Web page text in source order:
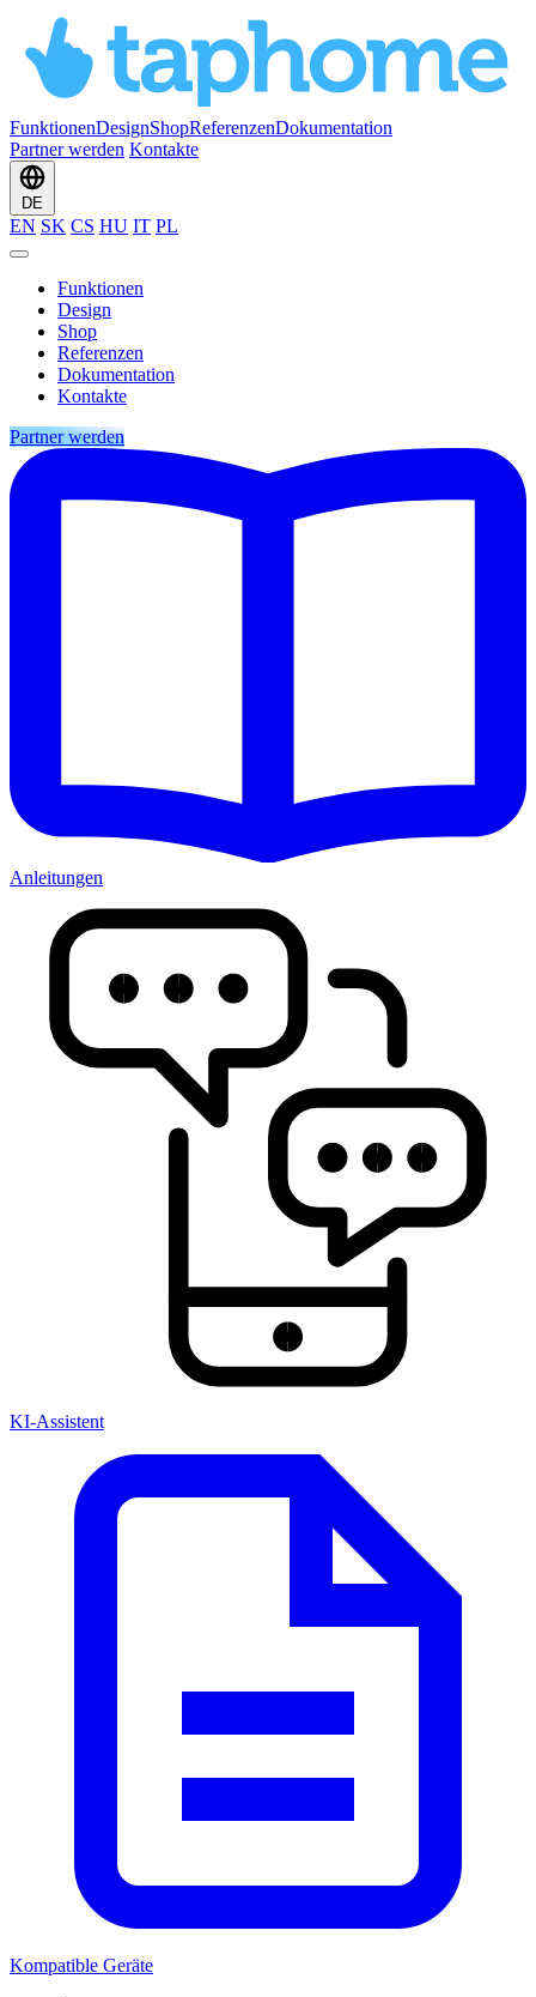
FunktionenDesignShopReferenzenDokumentation
Partner werden Kontakte
DE
EN SK CS HU IT PL
Funktionen
Design
Shop
Referenzen
Dokumentation
Kontakte
Partner werden
Anleitungen
KI-Assistent
Kompatible Geräte